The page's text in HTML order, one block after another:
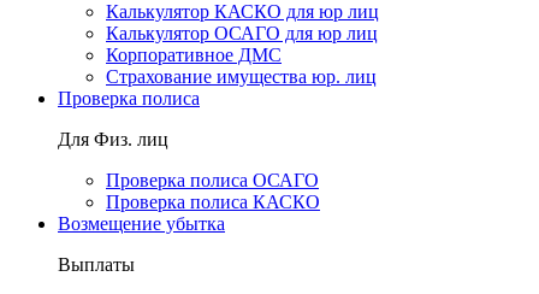
Калькулятор КАСКО для юр лиц
Калькулятор ОСАГО для юр лиц
Корпоративное ДМС
Страхование имущества юр. лиц
Проверка полиса
Для Физ. лиц
Проверка полиса ОСАГО
Проверка полиса КАСКО
Возмещение убытка
Выплаты